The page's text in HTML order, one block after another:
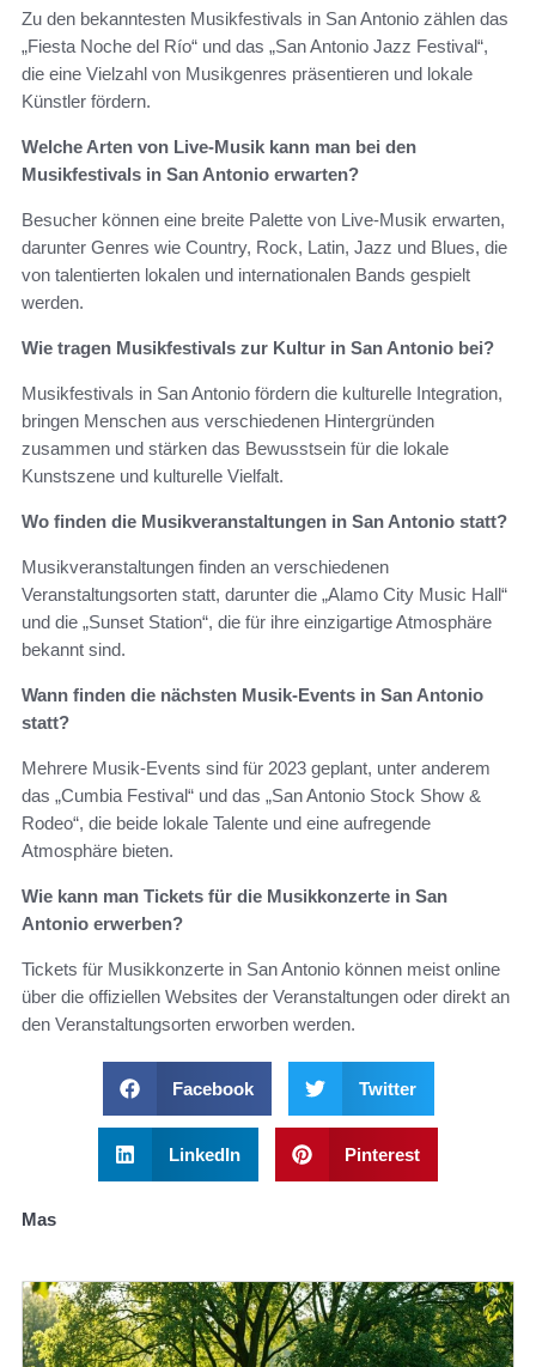
Zu den bekanntesten Musikfestivals in San Antonio zählen das
„Fiesta Noche del Río“ und das „San Antonio Jazz Festival“,
die eine Vielzahl von Musikgenres präsentieren und lokale
Künstler fördern.
Welche Arten von Live-Musik kann man bei den
Musikfestivals in San Antonio erwarten?
Besucher können eine breite Palette von Live-Musik erwarten,
darunter Genres wie Country, Rock, Latin, Jazz und Blues, die
von talentierten lokalen und internationalen Bands gespielt
werden.
Wie tragen Musikfestivals zur Kultur in San Antonio bei?
Musikfestivals in San Antonio fördern die kulturelle Integration,
bringen Menschen aus verschiedenen Hintergründen
zusammen und stärken das Bewusstsein für die lokale
Kunstszene und kulturelle Vielfalt.
Wo finden die Musikveranstaltungen in San Antonio statt?
Musikveranstaltungen finden an verschiedenen
Veranstaltungsorten statt, darunter die „Alamo City Music Hall“
und die „Sunset Station“, die für ihre einzigartige Atmosphäre
bekannt sind.
Wann finden die nächsten Musik-Events in San Antonio
statt?
Mehrere Musik-Events sind für 2023 geplant, unter anderem
das „Cumbia Festival“ und das „San Antonio Stock Show &
Rodeo“, die beide lokale Talente und eine aufregende
Atmosphäre bieten.
Wie kann man Tickets für die Musikkonzerte in San
Antonio erwerben?
Tickets für Musikkonzerte in San Antonio können meist online
über die offiziellen Websites der Veranstaltungen oder direkt an
den Veranstaltungsorten erworben werden.
Facebook Twitter
LinkedIn Pinterest
Mas